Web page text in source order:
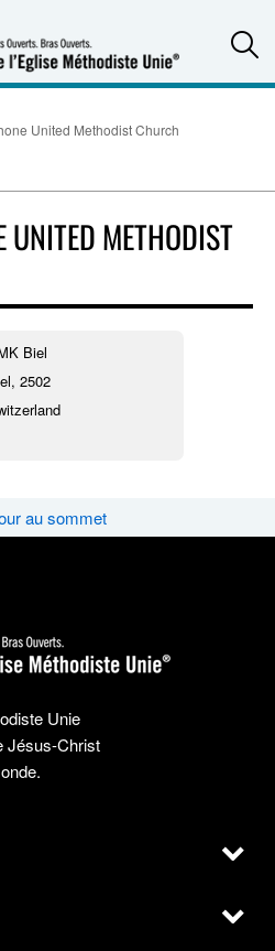
United Methodist Church
UNITED METHODIST
Biel
2502
au sommet
Unie
Jésus-Christ